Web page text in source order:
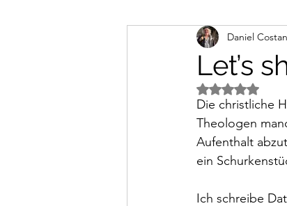
Alltagsimpressionen
Let’s
Daniel
Mit NaN von
Die christliche
Theologen
Aufenthalt
ein
Ich schreibe